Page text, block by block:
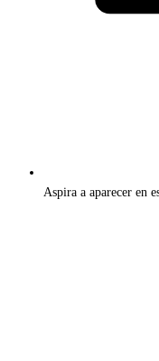
Aspira a aparecer en